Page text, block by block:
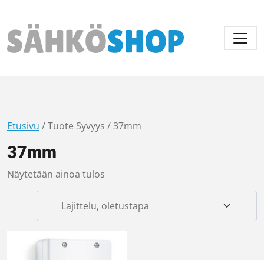
Päävalikko
Etusivu / Tuote Syvyys / 37mm
37mm
Näytetään ainoa tulos